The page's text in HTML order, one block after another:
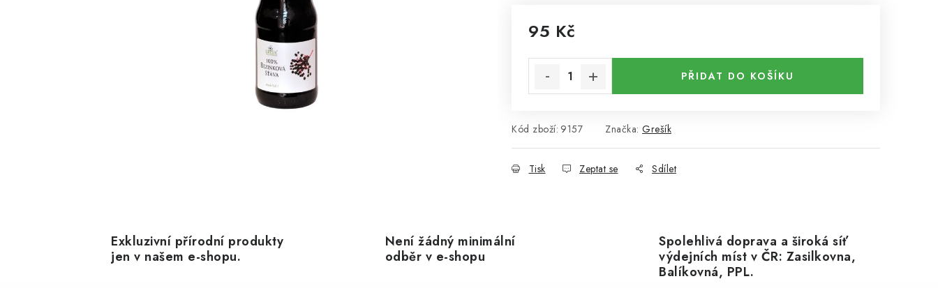
95 Kč
PŘIDAT DO KOŠÍKU
Kód zboží: 9157 Značka: Grešík
Tisk Zeptat se Sdílet
Exkluzivní přírodní produkty
jen v našem e-shopu.
Není žádný minimální
odběr v e-shopu
Spolehlivá doprava a široká síť
výdejních míst v ČR: Zasilkovna,
Balíkovná, PPL.